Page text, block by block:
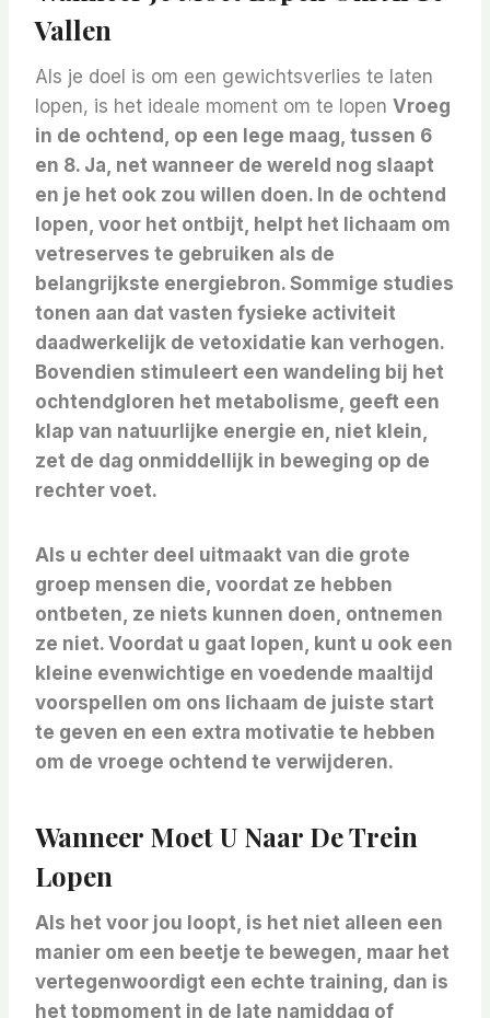
Vallen
Als je doel is om een ​​gewichtsverlies te laten
lopen, is het ideale moment om te lopen Vroeg
in de ochtend, op een lege maag, tussen 6
en 8. Ja, net wanneer de wereld nog slaapt
en je het ook zou willen doen. In de ochtend
lopen, voor het ontbijt, helpt het lichaam om
vetreserves te gebruiken als de
belangrijkste energiebron. Sommige studies
tonen aan dat vasten fysieke activiteit
daadwerkelijk de vetoxidatie kan verhogen.
Bovendien stimuleert een wandeling bij het
ochtendgloren het metabolisme, geeft een
klap van natuurlijke energie en, niet klein,
zet de dag onmiddellijk in beweging op de
rechter voet.
Als u echter deel uitmaakt van die grote
groep mensen die, voordat ze hebben
ontbeten, ze niets kunnen doen, ontnemen
ze niet. Voordat u gaat lopen, kunt u ook een
kleine evenwichtige en voedende maaltijd
voorspellen om ons lichaam de juiste start
te geven en een extra motivatie te hebben
om de vroege ochtend te verwijderen.
Wanneer Moet U Naar De Trein
Lopen
Als het voor jou loopt, is het niet alleen een
manier om een ​​beetje te bewegen, maar het
vertegenwoordigt een echte training, dan is
het topmoment in de late namiddag of